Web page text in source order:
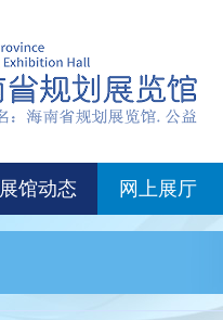
展馆动态 网上展厅